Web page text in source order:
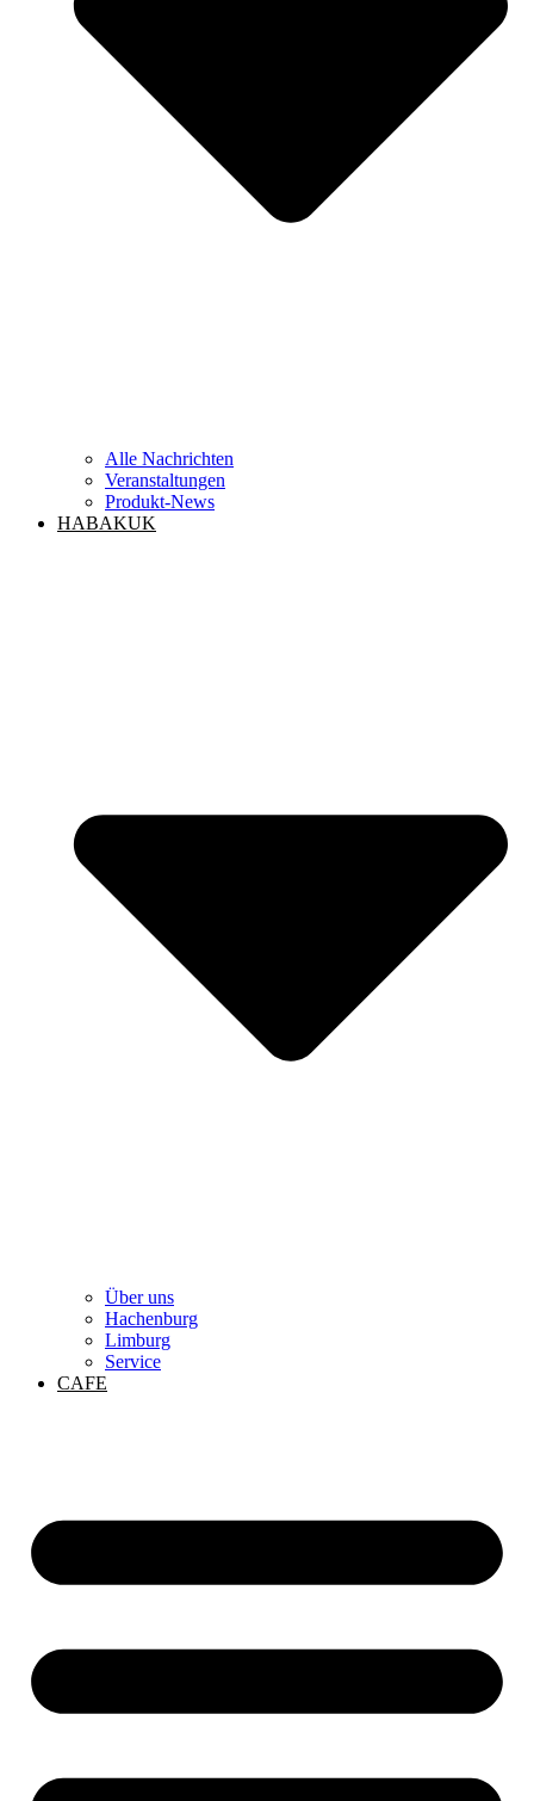
Alle Nachrichten
Veranstaltungen
Produkt-News
HABAKUK
Über uns
Hachenburg
Limburg
Service
CAFE